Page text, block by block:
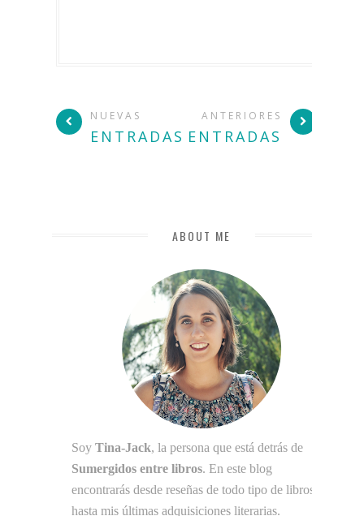
NUEVAS
ENTRADAS
ANTERIORES
ENTRADAS
ABOUT ME
Soy Tina-Jack, la persona que está detrás de
Sumergidos entre libros. En este blog
encontrarás desde reseñas de todo tipo de libros
hasta mis últimas adquisiciones literarias.